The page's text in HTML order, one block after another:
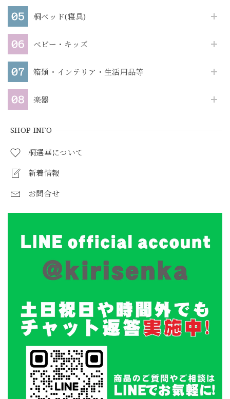
桐ベッド(寝具)
ベビー・キッズ
箱類・インテリア・生活用品等
楽器
SHOP INFO
桐選華について
新着情報
お問合せ